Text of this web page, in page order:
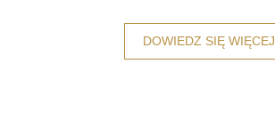
DOWIEDZ SIĘ WIĘCEJ